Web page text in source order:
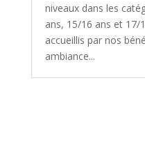
niveaux dans les
ans, 15/16 ans et 17/
accueillis par nos
ambiance...